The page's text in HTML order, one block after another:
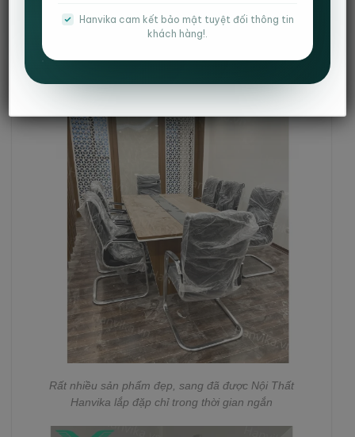
Rất nhiều sản phẩm đẹp, sang đã được Nội Thất
Hanvika lắp đặp chỉ trong thời gian ngắn
Hanvika cam kết bảo mật tuyệt đối thông tin
khách hàng!.